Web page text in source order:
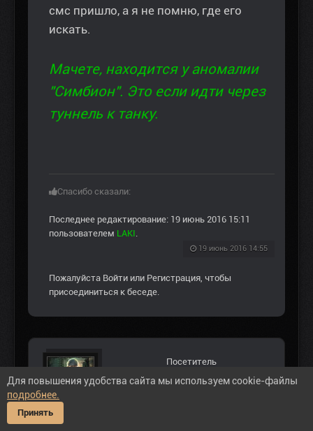
смс пришло, а я не помню, где его
искать.
Мачете, находится у аномалии
"Симбион". Это если идти через
туннель к танку.
Спасибо сказали:
Последнее редактирование: 19 июнь 2016 15:11
пользователем LAKI.
19 июнь 2016 14:55
Пожалуйста Войти или Регистрация, чтобы
присоединиться к беседе.
Посетитель
Для повышения удобства сайта мы используем cookie-файлы
подробнее.
Принять